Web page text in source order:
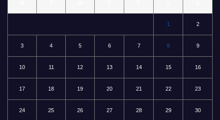
1 2
3 4 5 6 7 8 9
10 11 12 13 14 15 16
17 18 19 20 21 22 23
24 25 26 27 28 29 30